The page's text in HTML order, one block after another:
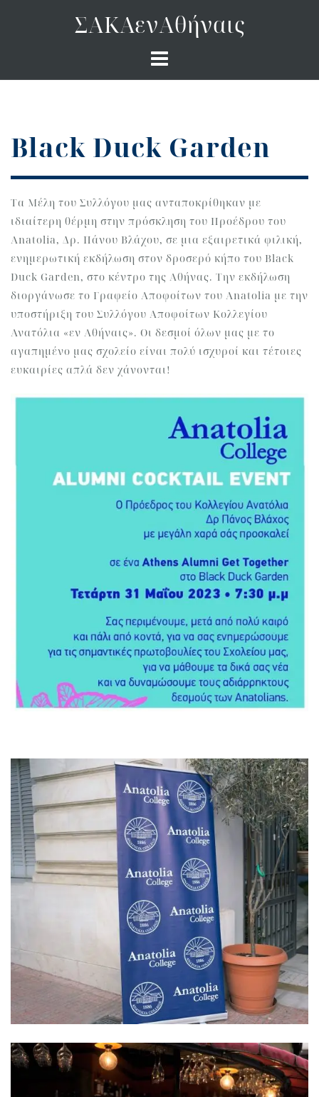
ΣΑΚΑενΑθήναις
Black Duck Garden
Τα Μέλη του Συλλόγου μας ανταποκρίθηκαν με
ιδιαίτερη θέρμη στην πρόσκληση του Προέδρου του
Anatolia, Δρ. Πάνου Βλάχου, σε μια εξαιρετικά φιλική,
ενημερωτική εκδήλωση στον δροσερό κήπο του Black
Duck Garden, στο κέντρο της Αθήνας. Την εκδήλωση
διοργάνωσε το Γραφείο Αποφοίτων του Anatolia με την
υποστήριξη του Συλλόγου Αποφοίτων Κολλεγίου
Ανατόλια «εν Αθήναις». Οι δεσμοί όλων μας με το
αγαπημένο μας σχολείο είναι πολύ ισχυροί και τέτοιες
ευκαιρίες απλά δεν χάνονται!